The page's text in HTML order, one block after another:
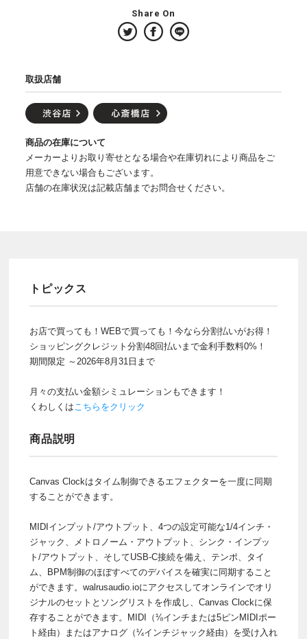
Share On
取扱店舗
商品の在庫について
メーカーよりお取り寄せとなる場合や在庫切れにより商品をご
用意できない場合もございます。
店舗の在庫状況は記載店舗までお問合せください。
トピックス
お店で買っても！WEBで買っても！今なら分割払いがお得！
ショッピングクレジット分割48回払いまで金利手数料0%！
期間限定 ～2026年8月31日まで
月々の支払い金額シミュレーションもできます！
くわしくはこちらをクリック
商品説明
Canvas Clockはタイム制御できるエフェクターを一度に同期
することができます。
MIDIインプット/アウトプット、4つの設定可能な1/4インチ・
ジャック、メトロノーム・アウトプット、シンク・インプッ
ト/アウトプット、そしてUSB-C接続を備え、テンポ、タイ
ム、BPM制御のほぼすべてのデバイスを確実に同期すること
ができます。walrusaudio.ioにアクセスしてオンラインでオリ
ジナルのセットとソングリストを作成し、Canvas Clockに保
存することができます。MIDI（⅛インチまたは5ピンMIDIポー
ト経由）またはアナログ（¼インチジャック経由）を受け入れ